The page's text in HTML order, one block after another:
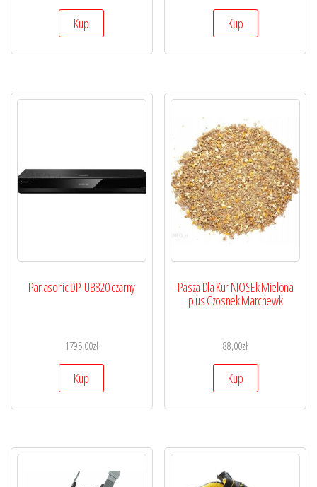
Kup Kup
Panasonic DP-UB820 czarny
1795,00zł
Kup
Pasza Dla Kur NIOSEk Mielona
plus Czosnek Marchewk
88,00zł
Kup